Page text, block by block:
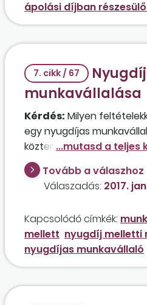
ápolási díjban
7. cikk / 67
munkavállalása
Kérdés: Milyen
egy nyugdíjas
közterheket kell
munkabér után, illetve
különleges bejelentési
munkáltatónak és a
Tovább a válaszhoz
Válaszadás: 2017.
Kapcsolódó címkék:
mellett nyugdíj melletti
nyugdíjas munkavállaló